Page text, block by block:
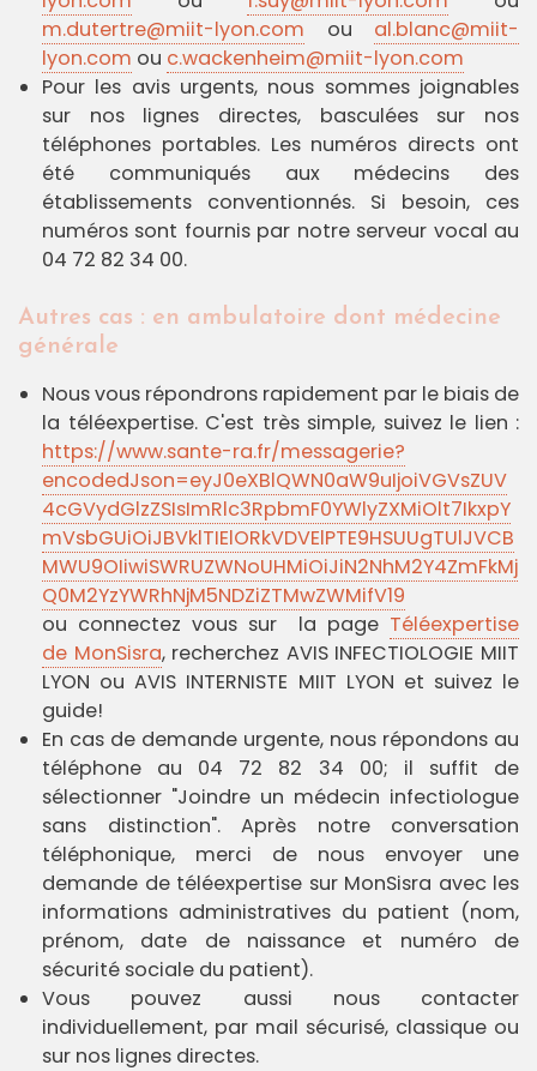
m.dutertre@miit-lyon.com ou al.blanc@miit-
lyon.com ou c.wackenheim@miit-lyon.com
Pour les avis urgents, nous sommes joignables
sur nos lignes directes, basculées sur nos
téléphones portables. Les numéros directs ont
été communiqués aux médecins des
établissements conventionnés. Si besoin, ces
numéros sont fournis par notre serveur vocal au
04 72 82 34 00.
Autres cas : en ambulatoire dont médecine
générale
Nous vous répondrons rapidement par le biais de
la téléexpertise. C'est très simple, suivez le lien :
https://www.sante-ra.fr/messagerie?
encodedJson=eyJ0eXBlQWN0aW9uIjoiVGVsZUV
4cGVydGlzZSIsImRlc3RpbmF0YWlyZXMiOlt7IkxpY
mVsbGUiOiJBVklTIElORkVDVElPTE9HSUUgTUlJVCB
MWU9OIiwiSWRUZWNoUHMiOiJiN2NhM2Y4ZmFkMj
Q0M2YzYWRhNjM5NDZiZTMwZWMifV19
ou connectez vous sur la page Téléexpertise
de MonSisra, recherchez AVIS INFECTIOLOGIE MIIT
LYON ou AVIS INTERNISTE MIIT LYON et suivez le
guide!
En cas de demande urgente, nous répondons au
téléphone au 04 72 82 34 00; il suffit de
sélectionner "Joindre un médecin infectiologue
sans distinction". Après notre conversation
téléphonique, merci de nous envoyer une
demande de téléexpertise sur MonSisra avec les
informations administratives du patient (nom,
prénom, date de naissance et numéro de
sécurité sociale du patient).
Vous pouvez aussi nous contacter
individuellement, par mail sécurisé, classique ou
sur nos lignes directes.